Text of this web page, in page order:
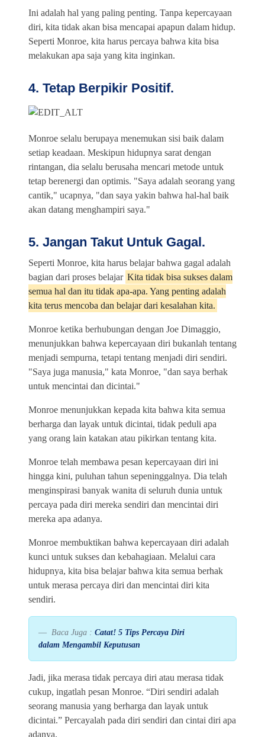
Ini adalah hal yang paling penting. Tanpa kepercayaan
diri, kita tidak akan bisa mencapai apapun dalam hidup.
Seperti Monroe, kita harus percaya bahwa kita bisa
melakukan apa saja yang kita inginkan.
4. Tetap Berpikir Positif.
Monroe selalu berupaya menemukan sisi baik dalam
setiap keadaan. Meskipun hidupnya sarat dengan
rintangan, dia selalu berusaha mencari metode untuk
tetap berenergi dan optimis. "Saya adalah seorang yang
cantik," ucapnya, "dan saya yakin bahwa hal-hal baik
akan datang menghampiri saya."
5. Jangan Takut Untuk Gagal.
Seperti Monroe, kita harus belajar bahwa gagal adalah
bagian dari proses belajar Kita tidak bisa sukses dalam
semua hal dan itu tidak apa-apa. Yang penting adalah
kita terus mencoba dan belajar dari kesalahan kita.
Monroe ketika berhubungan dengan Joe Dimaggio,
menunjukkan bahwa kepercayaan diri bukanlah tentang
menjadi sempurna, tetapi tentang menjadi diri sendiri.
"Saya juga manusia," kata Monroe, "dan saya berhak
untuk mencintai dan dicintai."
Monroe menunjukkan kepada kita bahwa kita semua
berharga dan layak untuk dicintai, tidak peduli apa
yang orang lain katakan atau pikirkan tentang kita.
Monroe telah membawa pesan kepercayaan diri ini
hingga kini, puluhan tahun sepeninggalnya. Dia telah
menginspirasi banyak wanita di seluruh dunia untuk
percaya pada diri mereka sendiri dan mencintai diri
mereka apa adanya.
Monroe membuktikan bahwa kepercayaan diri adalah
kunci untuk sukses dan kebahagiaan. Melalui cara
hidupnya, kita bisa belajar bahwa kita semua berhak
untuk merasa percaya diri dan mencintai diri kita
sendiri.
Baca Juga : Catat! 5 Tips Percaya Diri
dalam Mengambil Keputusan
Jadi, jika merasa tidak percaya diri atau merasa tidak
cukup, ingatlah pesan Monroe. “Diri sendiri adalah
seorang manusia yang berharga dan layak untuk
dicintai.” Percayalah pada diri sendiri dan cintai diri apa
adanya.